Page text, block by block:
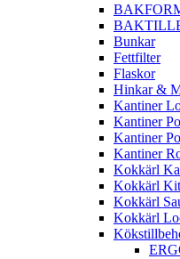
Bunkar
Fettfilter
Flaskor
Hinkar &
Kantiner
Kantiner
Kantiner
Kantiner
Kokkärl
Kokkärl
Kokkärl
Kokkärl